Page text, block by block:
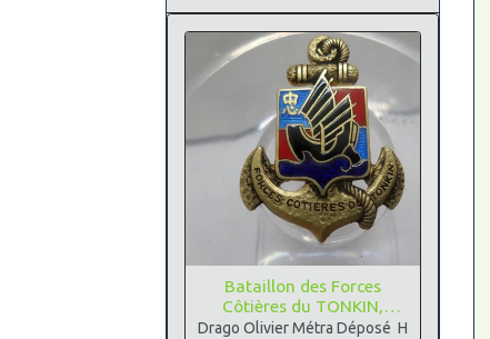
Bataillon des Forces
Côtières du TONKIN,
Argent
Drago Olivier Métra Déposé H